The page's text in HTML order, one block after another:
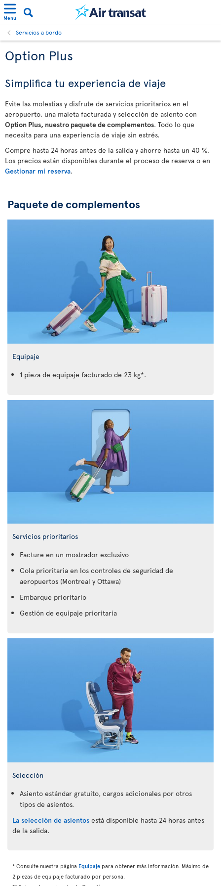
Menu
Servicios a bordo
Option Plus
Simplifica tu experiencia de viaje
Evite las molestias y disfrute de servicios prioritarios en el
aeropuerto, una maleta facturada y selección de asiento con
Option Plus, nuestro paquete de complementos. Todo lo que
necesita para una experiencia de viaje sin estrés.
Compre hasta 24 horas antes de la salida y ahorre hasta un 40 %.
Los precios están disponibles durante el proceso de reserva o en
Gestionar mi reserva.
Paquete de complementos
Equipaje
1 pieza de equipaje facturado de 23 kg*.
Servicios prioritarios
Facture en un mostrador exclusivo
Cola prioritaria en los controles de seguridad de
aeropuertos (Montreal y Ottawa)
Embarque prioritario
Gestión de equipaje prioritaria
Selección
Asiento estándar gratuito, cargos adicionales por otros
tipos de asientos.
La selección de asientos está disponible hasta 24 horas antes
de la salida.
* Consulte nuestra página Equipaje para obtener más información. Máximo de
2 piezas de equipaje facturado por persona.